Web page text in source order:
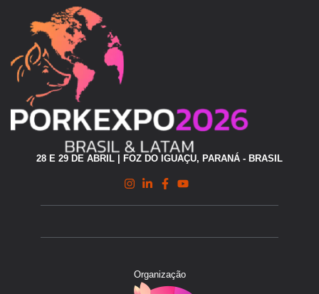
28 E 29 DE ABRIL | FOZ DO IGUAÇU, PARANÁ - BRASIL
Organização